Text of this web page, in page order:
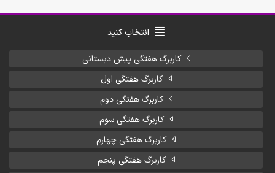
انتخاب کنید
کاربرگ هفتگی پیش دبستانی
کاربرگ هفتگی اول
کاربرگ هفتگی دوم
کاربرگ هفتگی سوم
کاربرگ هفتگی چهارم
کاربرگ هفتگی پنجم